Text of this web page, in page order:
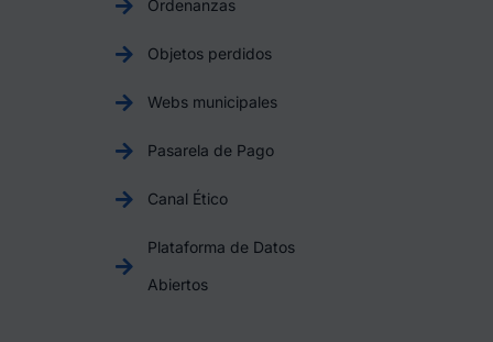
Ordenanzas
Objetos perdidos
Webs municipales
Pasarela de Pago
Canal Ético
Plataforma de Datos
Abiertos